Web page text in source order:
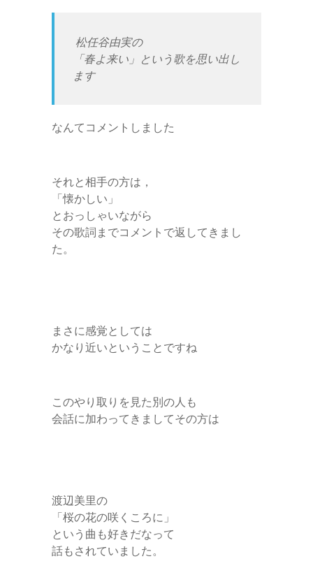
松任谷由実の
「春よ来い」という歌を思い出し
ます
なんてコメントしました
それと相手の方は，
「懐かしい」
とおっしゃいながら
その歌詞までコメントで返してきまし
た。
まさに感覚としては
かなり近いということですね
このやり取りを見た別の人も
会話に加わってきましてその方は
渡辺美里の
「桜の花の咲くころに」
という曲も好きだなって
話もされていました。